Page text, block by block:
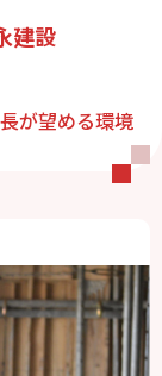
建設
が望める環境